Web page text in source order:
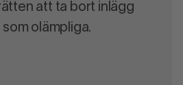
att ta bort inlägg
olämpliga.